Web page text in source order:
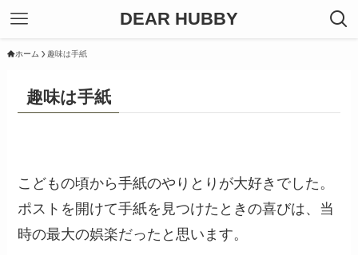
DEAR HUBBY
ホーム 趣味は手紙
趣味は手紙
こどもの頃から手紙のやりとりが大好きでした。
ポストを開けて手紙を見つけたときの喜びは、当
時の最大の娯楽だったと思います。